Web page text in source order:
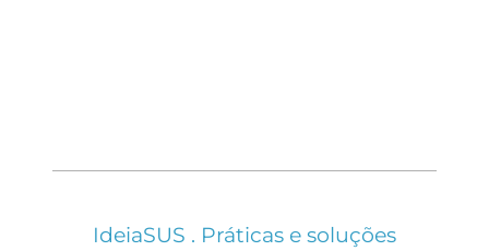
IdeiaSUS . Práticas e soluções